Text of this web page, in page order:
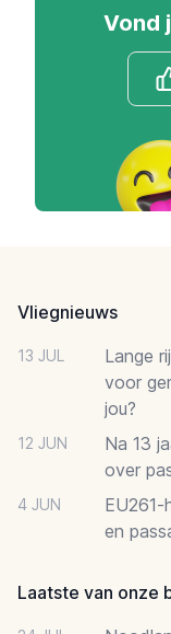
Vond
Vliegnieuws
13 JUL
Lange
voor
jou?
12 JUN
Na 13
over
4 JUN
en
Laatste van onze